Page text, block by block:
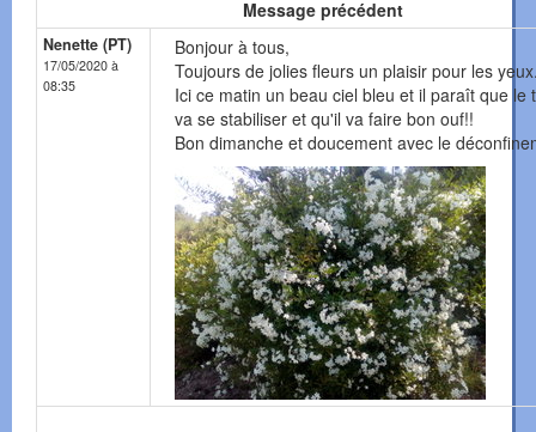
Message précédent
Nenette (PT)
17/05/2020 à
08:35
Bonjour à tous,
Toujours de jolies fleurs un plaisir pour les
Ici ce matin un beau ciel bleu et il paraît que le
va se stabiliser et qu'il va faire bon ouf!!
Bon dimanche et doucement avec le